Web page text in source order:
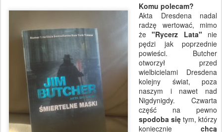
Komu polecam?
Akta Dresdena nadal
radzę wertować, mimo
że"Rycerz Lata" nie
pędzi jak poprzednie
powieści. Butcher
otworzył przed
wielbicielami Dresdena
kolejny świat, poza
naszym i nawet nad
Nigdynigdy. Czwarta
część na pewno
spodoba się tym, którzy
koniecznie chcą